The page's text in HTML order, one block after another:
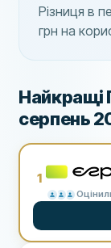
Різниця в
грн на
Найкращі
серпень
1